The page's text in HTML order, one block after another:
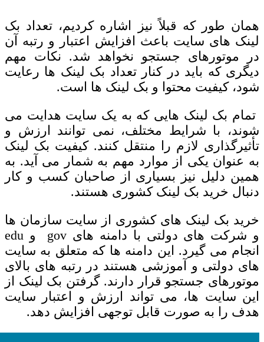
همان طور که قبلاً نیز اشاره کردیم، تعداد بک
لینک های سایت باعث افزایش اعتبار و رتبه آن
در موتورهای جستجو نخواهد شد. نکات مهم
دیگری که باید در کنار تعداد بک لینک ها رعایت
شود، کیفیت محتوا و بک لینک ها است.
تمام بک لینک هایی که به یک سایت هدایت می
شوند، با شرایط مختلف، نمی توانند ارزش و
تأثیرگذاری لازم را منتقل کنند. کیفیت بک لینک
به عنوان یکی از موارد مهم به شمار می آید. به
همین دلیل نیز بسیاری از صاحبان کسب و کار
دنبال خرید بک لینک کشوری هستند.
خرید بک لینک های کشوری از سایت سازمان ها
و شرکت های دولتی با دامنه های gov و edu
انجام می گیرد. این دامنه ها که متعلق به سایت
های دولتی و آموزشی هستند در رتبه های بالای
موتورهای جستجو قرار دارند. گرفتن بک لینک از
این سایت ها، می تواند ارزش و اعتبار سایت
هدف را به صورت قابل توجهی افزایش دهد.